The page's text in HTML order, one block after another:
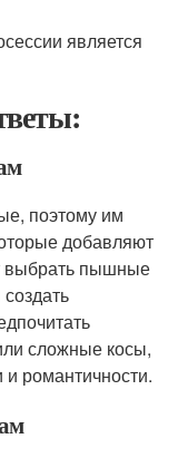
является
поэтому им
добавляют
выбрать пышные
сложные косы,
и романтичности.